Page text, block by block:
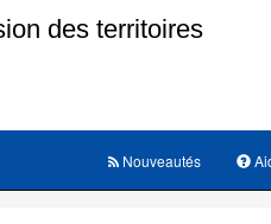
Nouveautés